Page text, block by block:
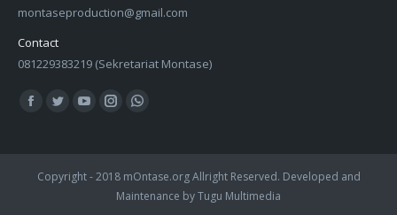
montaseproduction@gmail.com
Contact
081229383219 (Sekretariat Montase)
Find us on:
Facebook
TwitterYouTubeInstagramWhatsapp
Copyright - 2018 mOntase.org Allright Reserved. Developed and
Maintenance byTugu Multimedia